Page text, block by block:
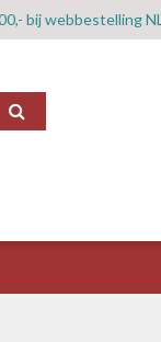
bij webbestelling NL